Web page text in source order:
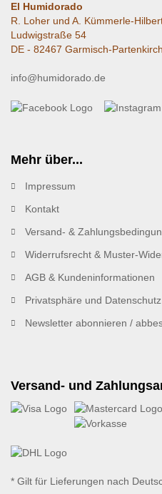
El Humidorado
R. Loher und A. Kümmerle-
Ludwigstraße 54
DE - 82467 Garmisch-
info@humidorado.de
Mehr über...
Impressum
Kontakt
Versand- &
Widerrufsrecht & Muster-
AGB & Kundeninformationen
Privatsphäre und Datenschutz
Newsletter abonnieren /
Versand- und
* Gilt für Lieferungen nach